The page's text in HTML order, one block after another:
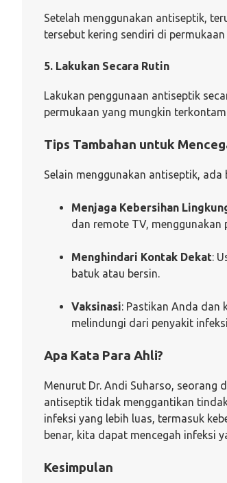
Setelah menggunakan antiseptik,
tersebut kering sendiri di
5. Lakukan Secara Rutin
Lakukan penggunaan antiseptik
permukaan yang mungkin
Tips Tambahan untuk
Selain menggunakan antiseptik,
Menjaga Kebersihan
dan remote TV, menggunakan
Menghindari Kontak Dekat:
batuk atau bersin.
Vaksinasi: Pastikan Anda dan
melindungi dari penyakit
Apa Kata Para Ahli?
Menurut Dr. Andi Suharso, seorang
antiseptik tidak menggantikan
infeksi yang lebih luas, termasuk
benar, kita dapat mencegah infeksi
Kesimpulan